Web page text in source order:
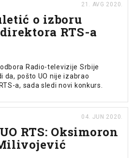
21. AVG 2020.
o izboru
RTS-a
Radio-televizije Srbije
da, pošto UO nije izabrao
a, sada sledi novi konkurs.
04. JUN 2020.
RTS: Oksimoron